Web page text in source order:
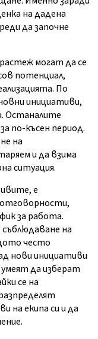
на дадена
да започне
могат да се
потенциал,
По
инициативи,
Останалите
по-късен период.
на
и да взима
ситуация.
е
отговорности,
за работа.
на
често
нови инициативи
да изберат
се на
на екипа си и да